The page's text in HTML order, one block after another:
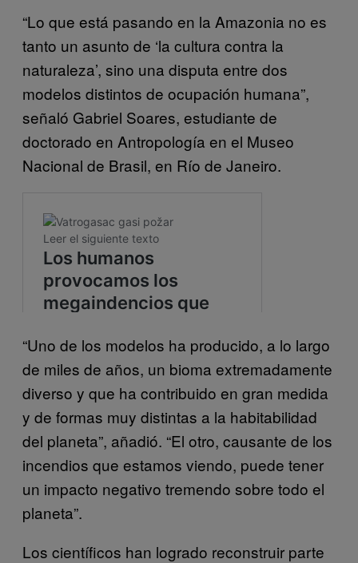
“Lo que está pasando en la Amazonia no es
tanto un asunto de ‘la cultura contra la
naturaleza’, sino una disputa entre dos
modelos distintos de ocupación humana”,
señaló Gabriel Soares, estudiante de
doctorado en Antropología en el Museo
Nacional de Brasil, en Río de Janeiro.
“Uno de los modelos ha producido, a lo largo
de miles de años, un bioma extremadamente
diverso y que ha contribuido en gran medida
y de formas muy distintas a la habitabilidad
del planeta”, añadió. “El otro, causante de los
incendios que estamos viendo, puede tener
un impacto negativo tremendo sobre todo el
planeta”.
Los científicos han logrado reconstruir parte